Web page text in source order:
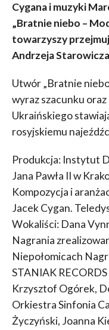
Cygana i muzyki
„Bratnie niebo –
towarzyszy
Andrzeja
Utwór „Bratnie
wyraz szacunku
Ukraińskiego
rosyjskiemu
Produkcja: Instytut
Jana Pawła II w
Kompozycja i
Jacek Cygan.
Wokaliści: Dana
Nagrania
Niepołomicach
STANIAK
Krzysztof Ogórek,
Orkiestra Sinfonia
Życzyński, Joanna